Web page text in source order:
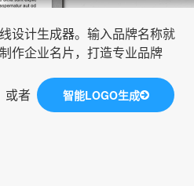
设计生成器。输入品牌名称就
作企业名片，打造专业品牌
或者 智能LOGO生成